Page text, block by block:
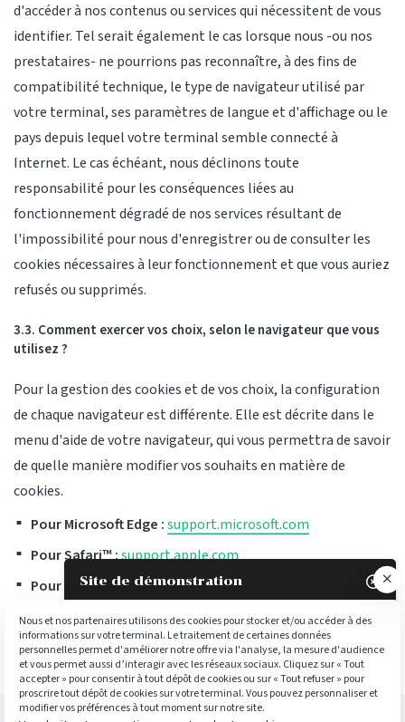
d'accéder à nos contenus ou services qui nécessitent de vous
identifier. Tel serait également le cas lorsque nous -ou nos
prestataires- ne pourrions pas reconnaître, à des fins de
compatibilité technique, le type de navigateur utilisé par
votre terminal, ses paramètres de langue et d'affichage ou le
pays depuis lequel votre terminal semble connecté à
Internet. Le cas échéant, nous déclinons toute
responsabilité pour les conséquences liées au
fonctionnement dégradé de nos services résultant de
l'impossibilité pour nous d'enregistrer ou de consulter les
cookies nécessaires à leur fonctionnement et que vous auriez
refusés ou supprimés.
3.3. Comment exercer vos choix, selon le navigateur que vous
utilisez ?
Pour la gestion des cookies et de vos choix, la configuration
de chaque navigateur est différente. Elle est décrite dans le
menu d'aide de votre navigateur, qui vous permettra de savoir
de quelle manière modifier vos souhaits en matière de
cookies.
Pour Microsoft Edge :support.microsoft.com
Pour Safari™ :support.apple.com
Pour Chrome™ :support.google.com
Pour Firefox™ :support.mozilla.org
Pour Opera™ :help.opera.com
Site de démonstration 
Nous et nos partenaires utilisons des cookies pour stocker et/ou accéder à des
informations sur votre terminal. Le traitement de certaines données
personnelles permet d'améliorer notre offre via l'analyse, la mesure d'audience
et vous permet aussi d’interagir avec les réseaux sociaux. Cliquez sur « Tout
accepter » pour consentir à tout dépôt de cookies ou sur « Tout refuser » pour
proscrire tout dépôt de cookies sur votre terminal. Vous pouvez personnaliser et
modifier vos préférences à tout moment sur notre site.